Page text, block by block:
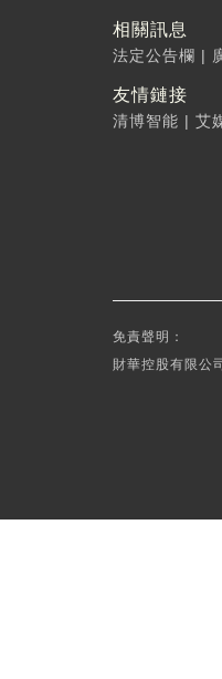
相關訊息
法定公告欄 |
友情鏈接
清博智能 | 艾
免責聲明：
財華控股有限公